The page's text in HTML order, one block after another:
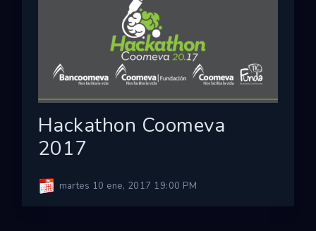
Hackathon Coomeva
2017
martes 10 ene, 2017 19:00 PM